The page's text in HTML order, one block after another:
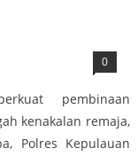
0
pembinaan
kenakalan remaja,
Polres Kepulauan